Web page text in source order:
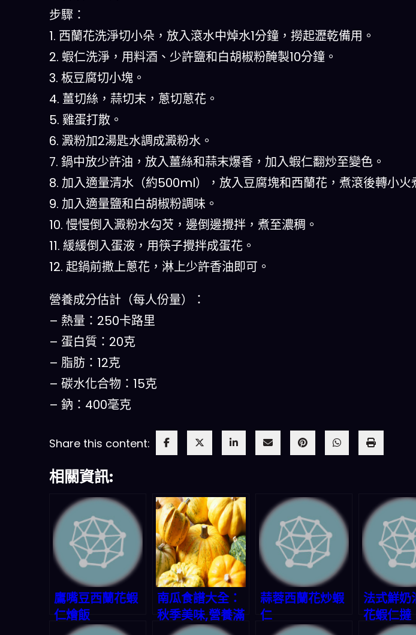
步驟：
1. 西蘭花洗淨切小朵，放入滾水中焯水1分鐘，撈起瀝乾備用。
2. 蝦仁洗淨，用料酒、少許鹽和白胡椒粉醃製10分鐘。
3. 板豆腐切小塊。
4. 薑切絲，蒜切末，蔥切蔥花。
5. 雞蛋打散。
6. 澱粉加2湯匙水調成澱粉水。
7. 鍋中放少許油，放入薑絲和蒜末爆香，加入蝦仁翻炒至變色。
8. 加入適量清水（約500ml），放入豆腐塊和西蘭花，煮滾後轉小火
9. 加入適量鹽和白胡椒粉調味。
10. 慢慢倒入澱粉水勾芡，邊倒邊攪拌，煮至濃稠。
11. 緩緩倒入蛋液，用筷子攪拌成蛋花。
12. 起鍋前撒上蔥花，淋上少許香油即可。
營養成分估計（每人份量）：
– 熱量：250卡路里
– 蛋白質：20克
– 脂肪：12克
– 碳水化合物：15克
– 鈉：400毫克
Share this content:
相關資訊:
鷹嘴豆西蘭花蝦
仁燴飯
南瓜食譜大全：
秋季美味,營養滿
蒜蓉西蘭花炒蝦
仁
法式鮮奶
花蝦仁撻